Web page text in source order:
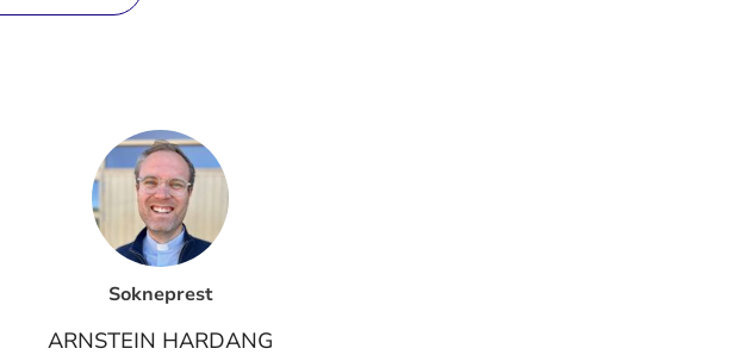
Sokneprest
ARNSTEIN HARDANG